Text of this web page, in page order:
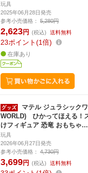
玩具
2025年06月28日発売
参考小売価格：
5,280円
2,623円 (税込) 送料無料
23ポイント 1倍
在庫あり
マテル ジュラシック
WORLD) ひかってほえる！
けフィギュア 恐竜 おもちゃ…
玩具
2026年06月27日発売
参考小売価格：
4,730円
3,699円 (税込) 送料無料